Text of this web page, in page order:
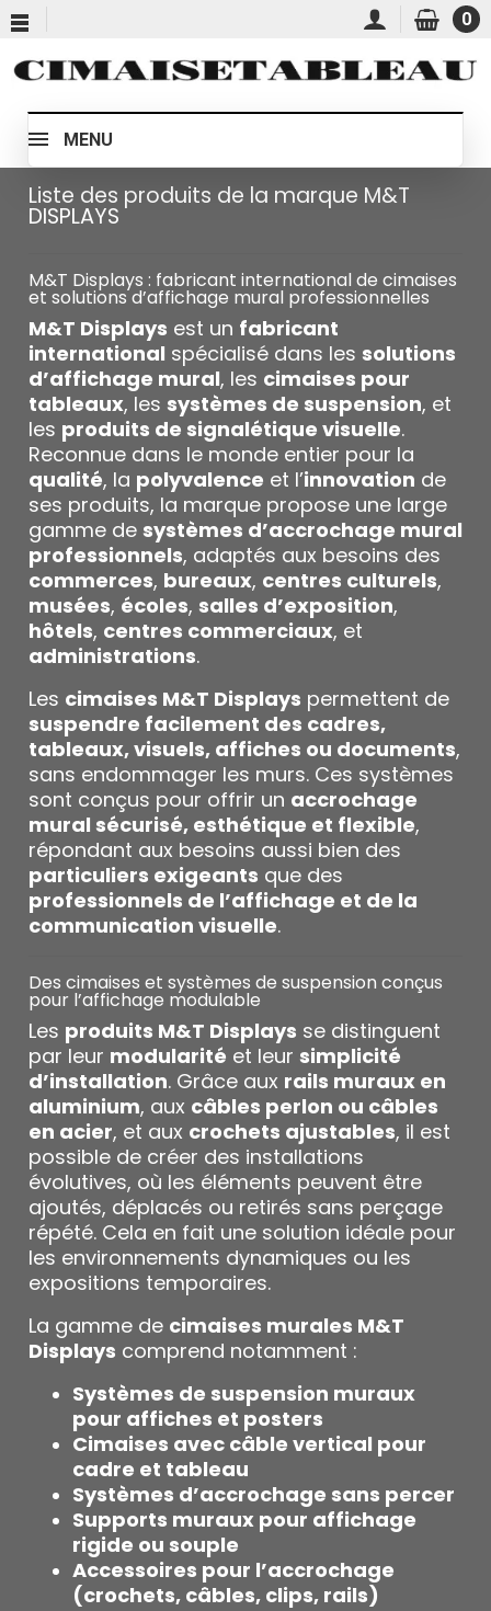
0
MENU
Liste des produits de la marque M&T
DISPLAYS
M&T Displays : fabricant international de cimaises
et solutions d’affichage mural professionnelles
M&T Displays est un fabricant
international spécialisé dans les solutions
d’affichage mural, les cimaises pour
tableaux, les systèmes de suspension, et
les produits de signalétique visuelle.
Reconnue dans le monde entier pour la
qualité, la polyvalence et l’innovation de
ses produits, la marque propose une large
gamme de systèmes d’accrochage mural
professionnels, adaptés aux besoins des
commerces, bureaux, centres culturels,
musées, écoles, salles d’exposition,
hôtels, centres commerciaux, et
administrations.
Les cimaises M&T Displays permettent de
suspendre facilement des cadres,
tableaux, visuels, affiches ou documents,
sans endommager les murs. Ces systèmes
sont conçus pour offrir un accrochage
mural sécurisé, esthétique et flexible,
répondant aux besoins aussi bien des
particuliers exigeants que des
professionnels de l’affichage et de la
communication visuelle.
Des cimaises et systèmes de suspension conçus
pour l’affichage modulable
Les produits M&T Displays se distinguent
par leur modularité et leur simplicité
d’installation. Grâce aux rails muraux en
aluminium, aux câbles perlon ou câbles
en acier, et aux crochets ajustables, il est
possible de créer des installations
évolutives, où les éléments peuvent être
ajoutés, déplacés ou retirés sans perçage
répété. Cela en fait une solution idéale pour
les environnements dynamiques ou les
expositions temporaires.
La gamme de cimaises murales M&T
Displays comprend notamment :
Systèmes de suspension muraux
pour affiches et posters
Cimaises avec câble vertical pour
cadre et tableau
Systèmes d’accrochage sans percer
Supports muraux pour affichage
rigide ou souple
Accessoires pour l’accrochage
(crochets, câbles, clips, rails)